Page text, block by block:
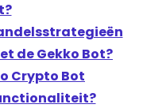
de Gekko Bot?
Crypto Bot